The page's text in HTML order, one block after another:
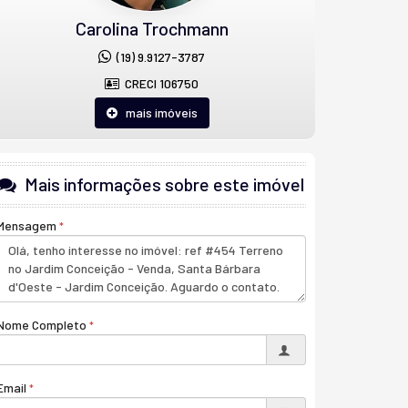
Carolina Trochmann
(19) 9.9127-3787
CRECI 106750
mais imóveis
Mais informações sobre este imóvel
Completo